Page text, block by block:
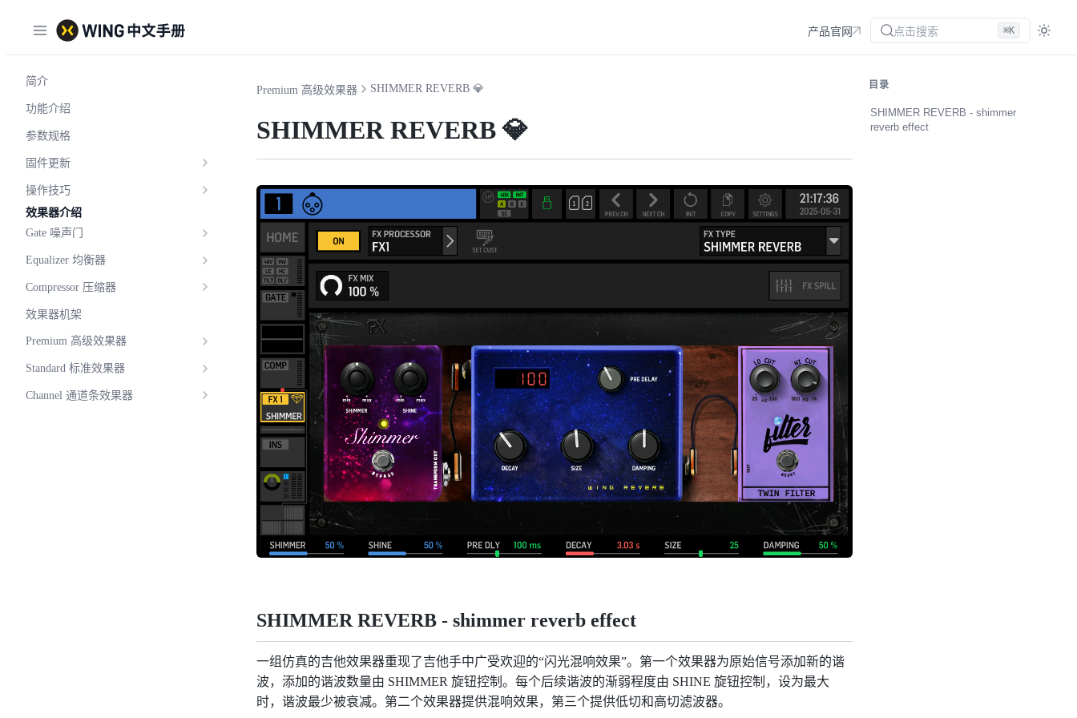
产品官网 点击搜索 ⌘K
简介
功能介绍
参数规格
固件更新
操作技巧
效果器介绍
Gate 噪声门
Equalizer 均衡器
Compressor 压缩器
效果器机架
Premium 高级效果器
Standard 标准效果器
Channel 通道条效果器
Premium 高级效果器 SHIMMER REVERB 💎
SHIMMER REVERB 💎
SHIMMER REVERB - shimmer reverb effect
一组仿真的吉他效果器重现了吉他手中广受欢迎的“闪光混响效果”。第一个效果器为原始信号添加新的谐
波，添加的谐波数量由 SHIMMER 旋钮控制。每个后续谐波的渐弱程度由 SHINE 旋钮控制，设为最大
时，谐波最少被衰减。第二个效果器提供混响效果，第三个提供低切和高切滤波器。
目录
SHIMMER REVERB - shimmer
reverb effect